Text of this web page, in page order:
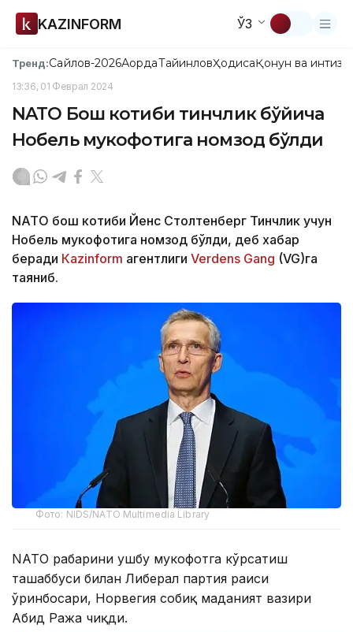
KAZINFORM ЎЗ
Тренд:Сайлов-2026АқордаТайинловҲодисаҚонун ва
13:36, 01 Феврал 2024
NATO Бош котиби тинчлик бўйича
Нобель мукофотига номзод бўлди
NATO бош котиби Йенс Столтенберг Тинчлик учун
Нобель мукофотига номзод бўлди, деб хабар
беради Каzinform агентлиги Verdens Gang (VG)га
таяниб.
Фото: NIDS/NATO Multimedia Library
NATO раҳбарини ушбу мукофотга кўрсатиш
ташаббуси билан Либерал партия раиси
ўринбосари, Норвегия собиқ маданият вазири
Абид Ража чиқди.